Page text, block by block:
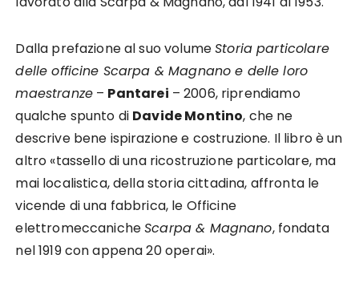
Dalla prefazione al suo volumeStoria particolare
delle officine Scarpa & Magnano e delle loro
maestranze – Pantarei – 2006, riprendiamo
qualche spunto di Davide Montino, che ne
descrive bene ispirazione e costruzione. Il libro è un
altro «tassello di una ricostruzione particolare, ma
mai localistica, della storia cittadina, affronta le
vicende di una fabbrica, le Officine
elettromeccanicheScarpa & Magnano, fondata
nel 1919 con appena 20 operai».